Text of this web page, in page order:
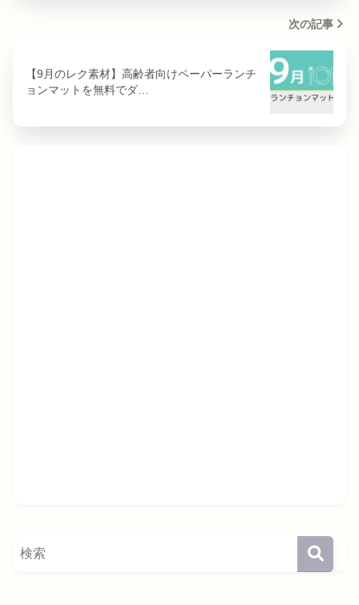
次の記事
【9月のレク素材】高齢者向けペーパーランチ
ョンマットを無料でダ…